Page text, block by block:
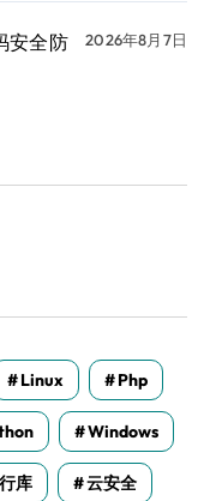
安全防
2026年8月7日
Linux Php
Windows
库 云安全